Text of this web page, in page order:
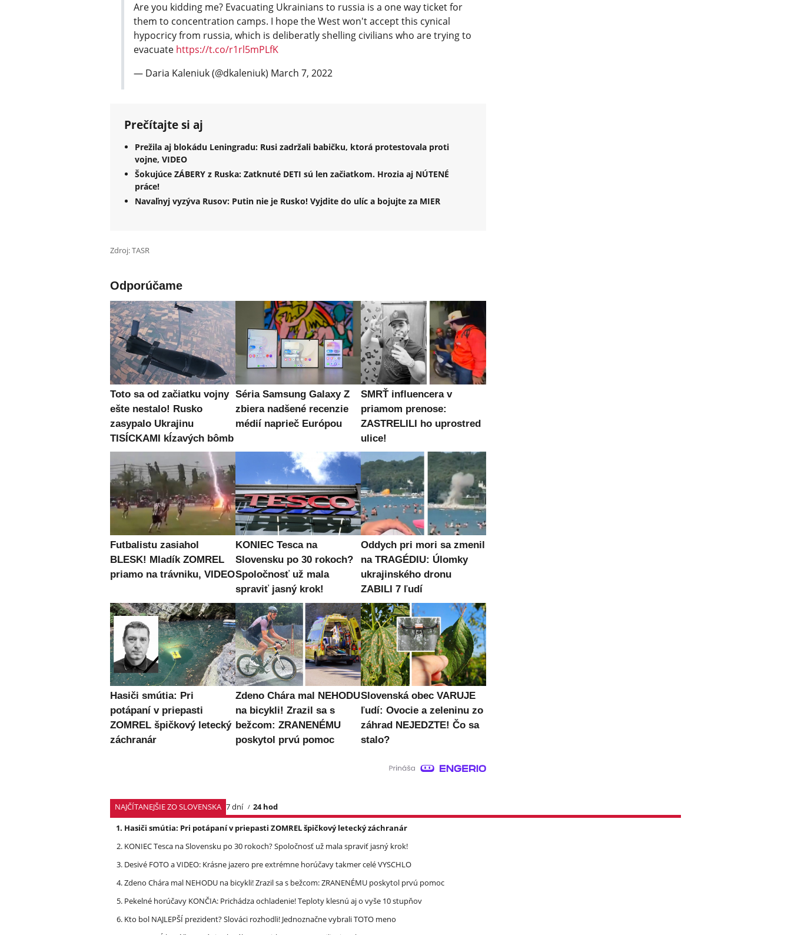
Are you kidding me? Evacuating Ukrainians to russia is a one way ticket for
them to concentration camps. I hope the West won't accept this cynical
hypocricy from russia, which is deliberatly shelling civilians who are trying to
evacuate https://t.co/r1rl5mPLfK
— Daria Kaleniuk (@dkaleniuk) March 7, 2022
Prečítajte si aj
Prežila aj blokádu Leningradu: Rusi zadržali babičku, ktorá protestovala proti
vojne, VIDEO
Šokujúce ZÁBERY z Ruska: Zatknuté DETI sú len začiatkom. Hrozia aj NÚTENÉ
práce!
Navaľnyj vyzýva Rusov: Putin nie je Rusko! Vyjdite do ulíc a bojujte za MIER
Zdroj: TASR
Odporúčame
Toto sa od začiatku vojny
ešte nestalo! Rusko
zasypalo Ukrajinu
TISÍCKAMI kĺzavých bômb
Séria Samsung Galaxy Z
zbiera nadšené recenzie
médií naprieč Európou
SMRŤ influencera v
priamom prenose:
ZASTRELILI ho uprostred
ulice!
Futbalistu zasiahol
BLESK! Mladík ZOMREL
priamo na trávniku, VIDEO
KONIEC Tesca na
Slovensku po 30 rokoch?
Spoločnosť už mala
spraviť jasný krok!
Oddych pri mori sa zmenil
na TRAGÉDIU: Úlomky
ukrajinského dronu
ZABILI 7 ľudí
Hasiči smútia: Pri
potápaní v priepasti
ZOMREL špičkový letecký
záchranár
Zdeno Chára mal NEHODU
na bicykli! Zrazil sa s
bežcom: ZRANENÉMU
poskytol prvú pomoc
Slovenská obec VARUJE
ľudí: Ovocie a zeleninu zo
záhrad NEJEDZTE! Čo sa
stalo?
NAJČÍTANEJŠIE ZO SLOVENSKA 7 dní
24 hod
Hasiči smútia: Pri potápaní v priepasti ZOMREL špičkový letecký záchranár
KONIEC Tesca na Slovensku po 30 rokoch? Spoločnosť už mala spraviť jasný krok!
Desivé FOTO a VIDEO: Krásne jazero pre extrémne horúčavy takmer celé VYSCHLO
Zdeno Chára mal NEHODU na bicykli! Zrazil sa s bežcom: ZRANENÉMU poskytol prvú pomoc
Pekelné horúčavy KONČIA: Prichádza ochladenie! Teploty klesnú aj o vyše 10 stupňov
Kto bol NAJLEPŠÍ prezident? Slováci rozhodli! Jednoznačne vybrali TOTO meno